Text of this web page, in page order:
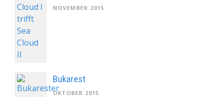
NOVEMBER 2015
Bukarest
OKTOBER 2015